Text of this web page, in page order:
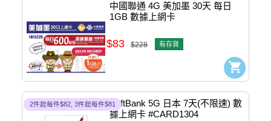
中國聯通 4G 美加墨 30天 每日
1GB 數據上網卡
$83 $228 有存貨
2件起每件$82, 3件起每件$81SoftBank 5G 日本 7天(不限速) 數
據上網卡 #CARD1304